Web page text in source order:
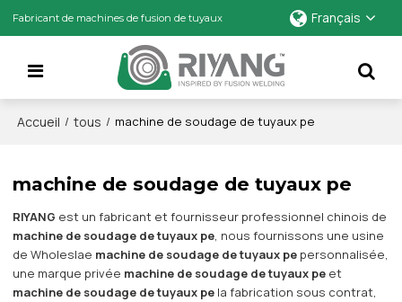
Fabricant de machines de fusion de tuyaux Français
Accueil / tous / machine de soudage de tuyaux pe
machine de soudage de tuyaux pe
RIYANG est un fabricant et fournisseur professionnel chinois de
machine de soudage de tuyaux pe, nous fournissons une usine
de Wholeslae machine de soudage de tuyaux pe personnalisée,
une marque privée machine de soudage de tuyaux pe et
machine de soudage de tuyaux pe la fabrication sous contrat,